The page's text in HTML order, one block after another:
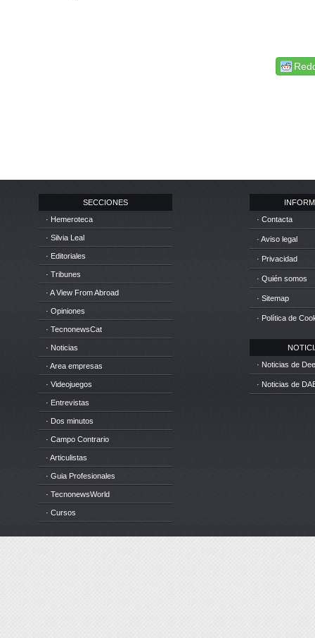
SECCIONES
· Hemeroteca
· Silvia Leal
· Editoriales
· Tribunes
· A View From Abroad
· Opiniones
· TecnonewsCat
· Noticias
· Area empresas
· Videojuegos
· Entrevistas
· Dos minutos
· Campo Contrario
· Articulistas
· Guia Profesionales
· TecnonewsWorld
· Cursos
· Contacta
· Aviso legal
· Privacidad
· Quién somos
· Sitemap
· Política de
· Noticias de
· Noticias de